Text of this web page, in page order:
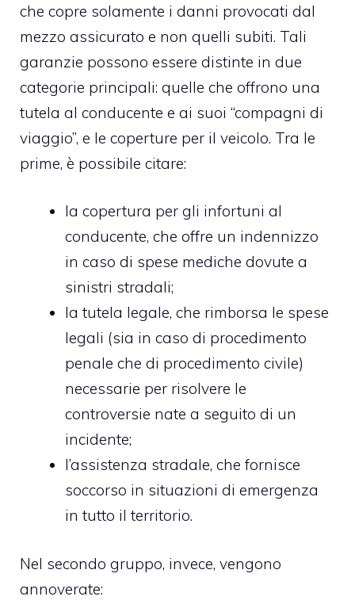
che copre solamente i danni provocati dal
mezzo assicurato e non quelli subiti. Tali
garanzie possono essere distinte in due
categorie principali: quelle che offrono una
tutela al conducente e ai suoi “compagni di
viaggio”, e le coperture per il veicolo. Tra le
prime, è possibile citare:
la copertura per gli infortuni al
conducente, che offre un indennizzo
in caso di spese mediche dovute a
sinistri stradali;
la tutela legale, che rimborsa le spese
legali (sia in caso di procedimento
penale che di procedimento civile)
necessarie per risolvere le
controversie nate a seguito di un
incidente;
l’assistenza stradale, che fornisce
soccorso in situazioni di emergenza
in tutto il territorio.
Nel secondo gruppo, invece, vengono
annoverate: